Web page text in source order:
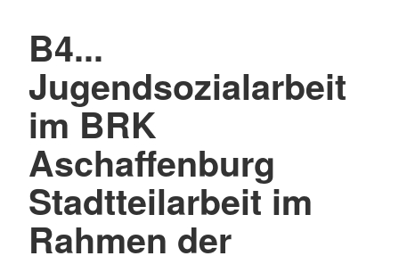
B4...
Jugendsozialarbeit
im BRK
Aschaffenburg
Stadtteilarbeit im
Rahmen der